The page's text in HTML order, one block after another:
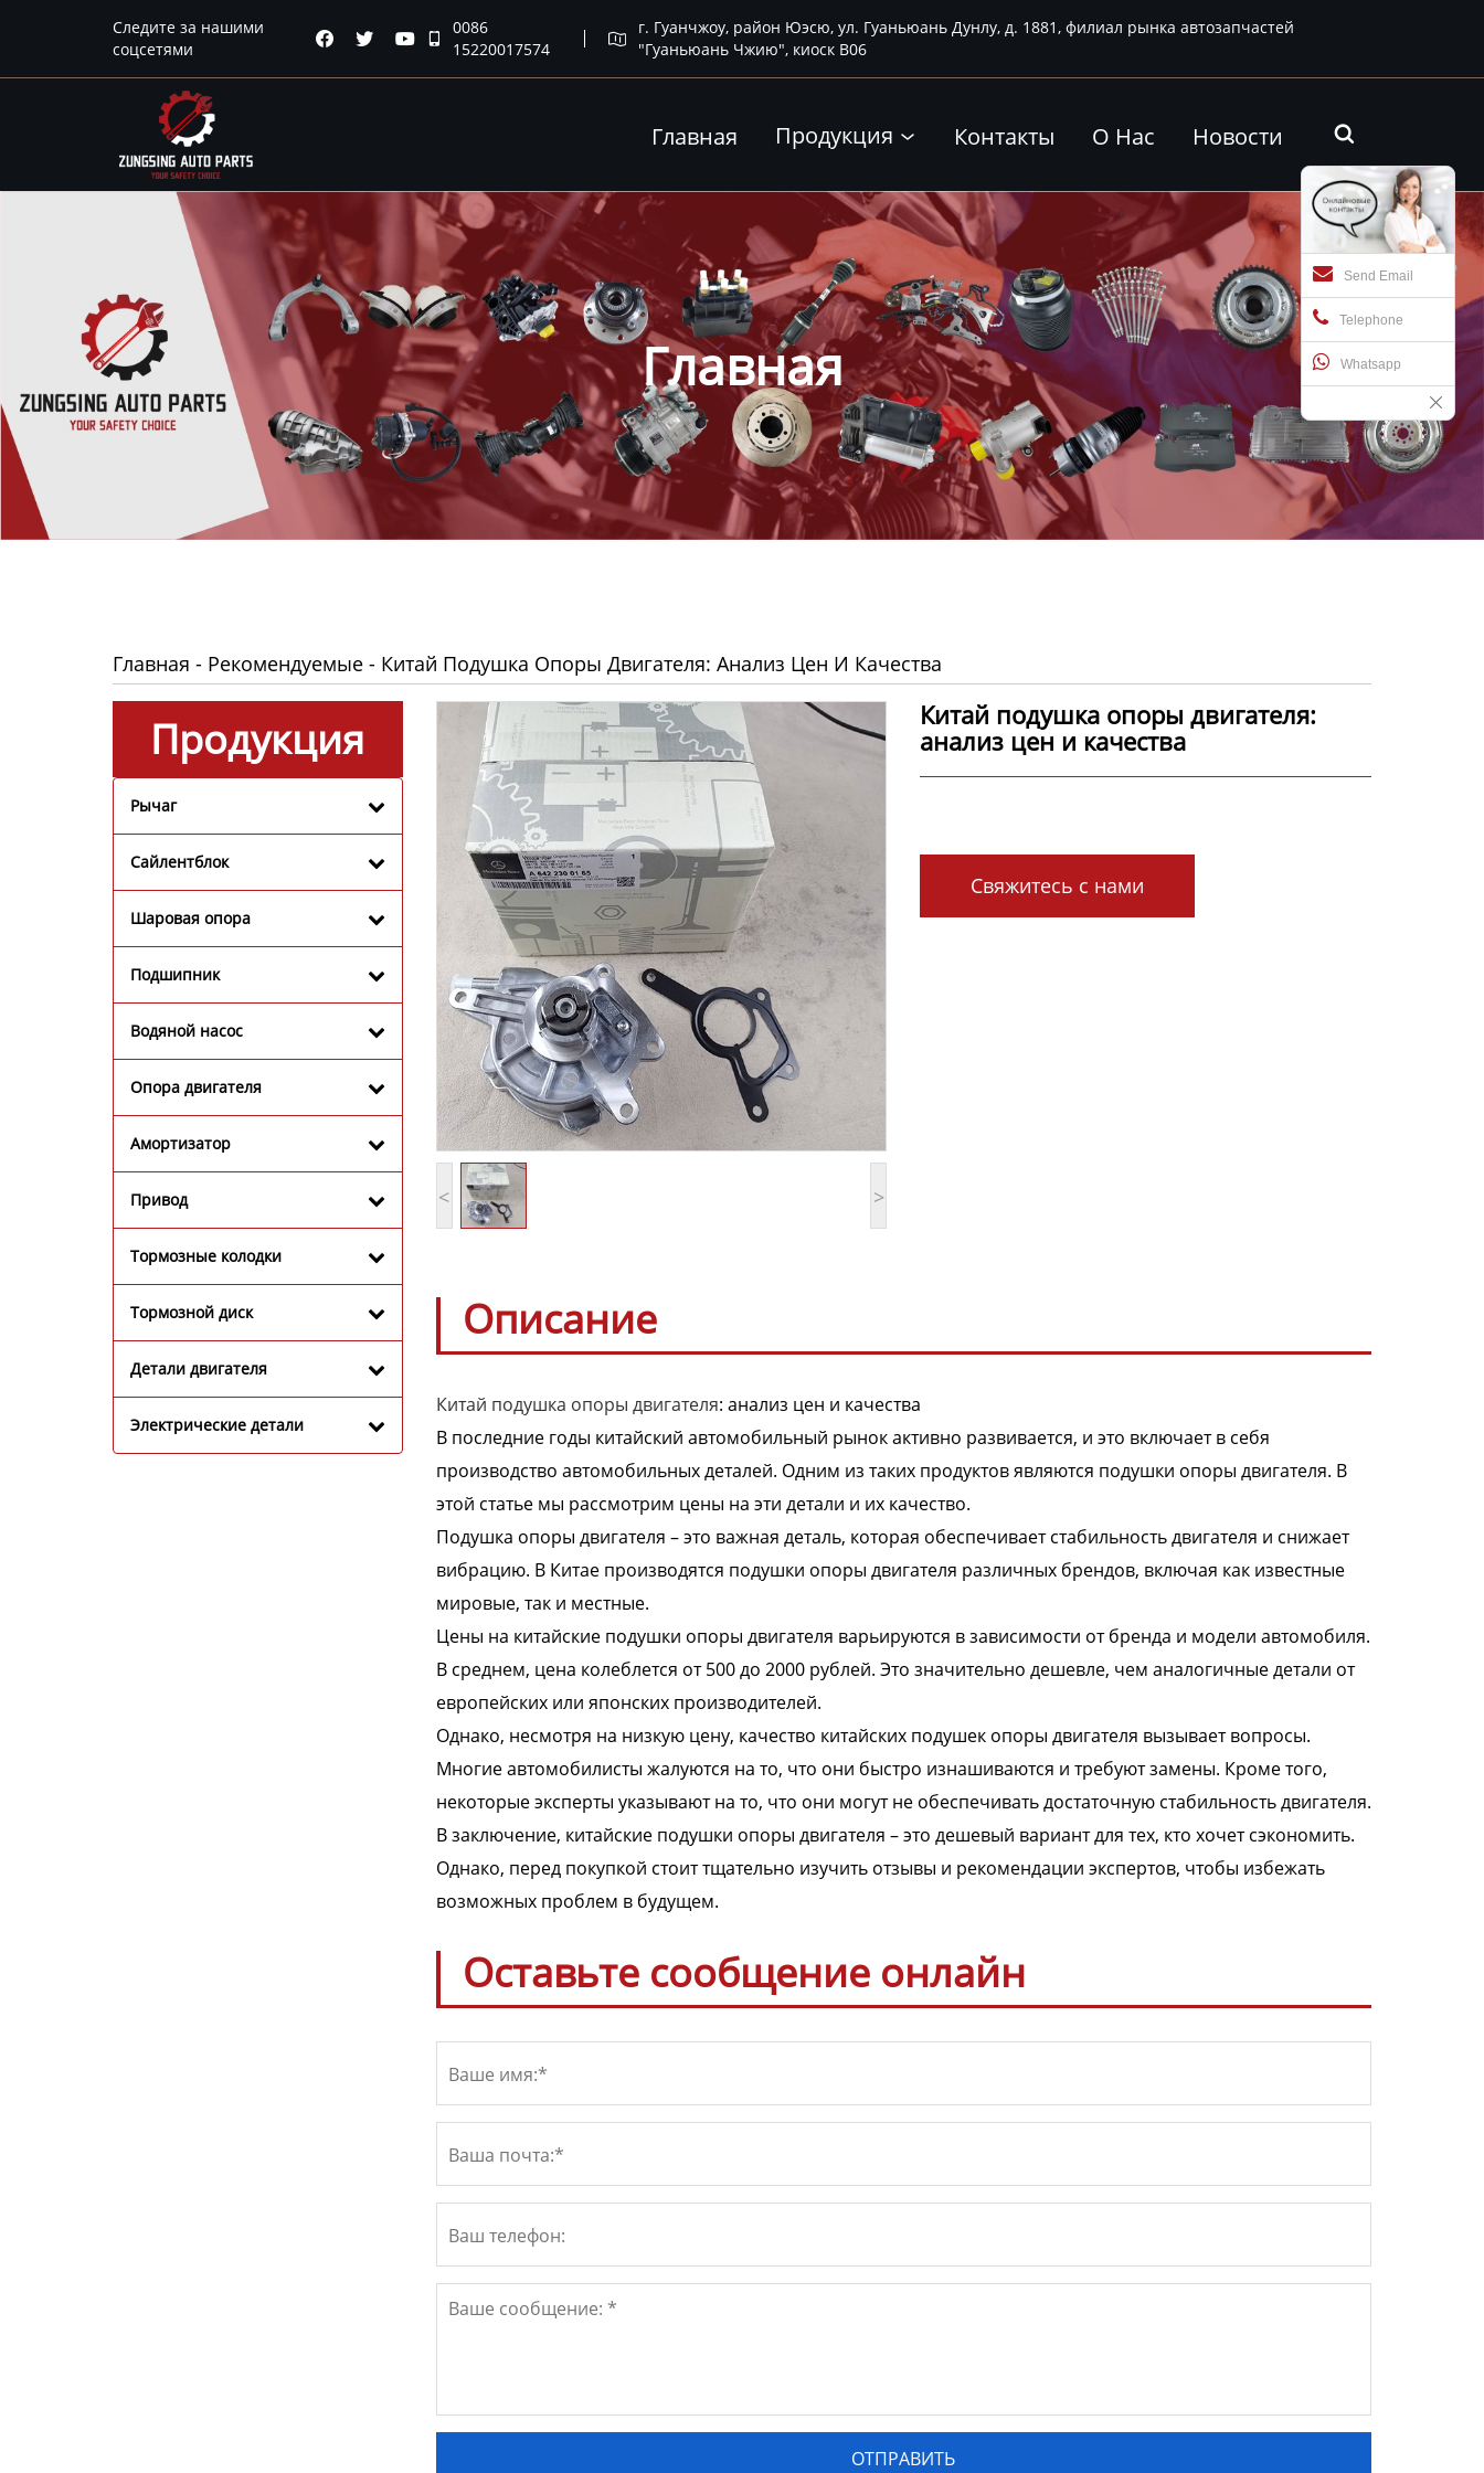
Следите за нашими
соцсетями
   
0086
15220017574

г. Гуанчжоу, район Юэсю, ул. Гуаньюань Дунлу, д. 1881, филиал рынка автозапчастей
"Гуаньюань Чжию", киоск B06
Главная Продукция  Контакты О Нас Новости 
Продукция
О нас
Send Email
Telephone
Whatsapp
Главная
Главная - Рекомендуемые - Китай Подушка Опоры Двигателя: Анализ Цен И Качества
Продукция
Рычаг
Сайлентблок
Шаровая опора
Подшипник
Водяной насос
Опора двигателя
Амортизатор
Привод
Тормозные колодки
Тормозной диск
Детали двигателя
Электрические детали
< >
Китай подушка опоры двигателя:
анализ цен и качества
Свяжитесь с нами
Описание
Китай подушка опоры двигателя: анализ цен и качества
В последние годы китайский автомобильный рынок активно развивается, и это включает в себя
производство автомобильных деталей. Одним из таких продуктов являются подушки опоры двигателя. В
этой статье мы рассмотрим цены на эти детали и их качество.
Подушка опоры двигателя – это важная деталь, которая обеспечивает стабильность двигателя и снижает
вибрацию. В Китае производятся подушки опоры двигателя различных брендов, включая как известные
мировые, так и местные.
Цены на китайские подушки опоры двигателя варьируются в зависимости от бренда и модели автомобиля.
В среднем, цена колеблется от 500 до 2000 рублей. Это значительно дешевле, чем аналогичные детали от
европейских или японских производителей.
Однако, несмотря на низкую цену, качество китайских подушек опоры двигателя вызывает вопросы.
Многие автомобилисты жалуются на то, что они быстро изнашиваются и требуют замены. Кроме того,
некоторые эксперты указывают на то, что они могут не обеспечивать достаточную стабильность двигателя.
В заключение, китайские подушки опоры двигателя – это дешевый вариант для тех, кто хочет сэкономить.
Однако, перед покупкой стоит тщательно изучить отзывы и рекомендации экспертов, чтобы избежать
возможных проблем в будущем.
Оставьте сообщение онлайн